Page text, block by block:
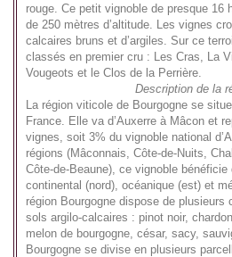
rouge. Ce petit vignoble de presque 16
de 250 mètres d’altitude. Les vignes
calcaires bruns et d’argiles. Sur ce
classés en premier cru : Les Cras, La
Vougeots et le Clos de la Perrière.
Description de la
La région viticole de Bourgogne se
France. Elle va d’Auxerre à Mâcon et
vignes, soit 3% du vignoble national
régions (Mâconnais, Côte-de-Nuits,
Côte-de-Beaune), ce vignoble
continental (nord), océanique (est) et
région Bourgogne dispose de plusieurs
sols argilo-calcaires : pinot noir,
melon de bourgogne, césar, sacy,
Bourgogne se divise en plusieurs